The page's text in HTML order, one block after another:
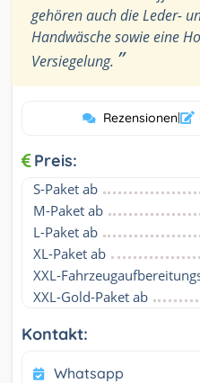
gehören auch die Leder-
Handwäsche sowie eine
Versiegelung. ”
Rezensionen|
Preis:
S-Paket ab
M-Paket ab
L-Paket ab
XL-Paket ab
XXL-
XXL-Gold-Paket ab
Kontakt:
Whatsapp